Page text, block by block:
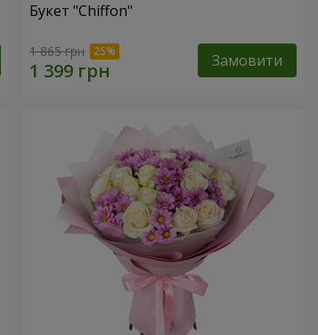
Букет "Chiffon"
1 865 грн Замовити